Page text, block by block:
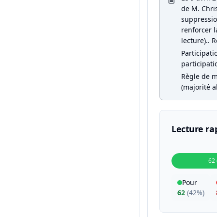
de M.
renforcer
lecture)..
Règle de
(majorité
Lecture
62
Pour
62 (42%)